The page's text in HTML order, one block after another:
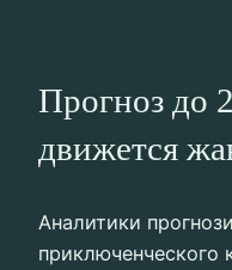
Прогноз до
движется
Аналитики